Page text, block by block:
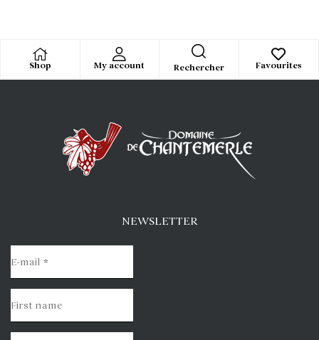
Shop My account Rechercher Favourites
NEWSLETTER